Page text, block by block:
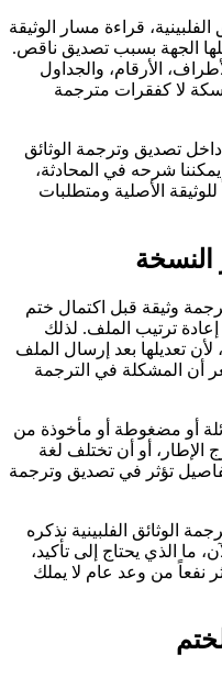
قراءة مسار الوثيقة
الجهة بسبب تصديق ناقص.
الأرقام، والجداول
لا كفقرات مترجمة
تصديق وترجمة الوثائق
يمكننا شرحه في المحادثة،
الأصلية ومتطلبات
وثيقة قبل اكتمال ختم
ترتيب الملف. لذلك
تعديلها بعد إرسال الملف
أن المشكلة في الترجمة
أو مضغوطة أو مأخوذة من
أو أن تختلف لغة
تؤثر في تصديق وترجمة
الوثائق الفلبينية نذكره
ما الذي يحتاج إلى تأكيد،
نفعاً من وعد عام لا يملك